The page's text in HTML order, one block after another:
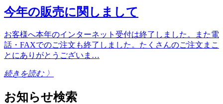
今年の販売に関しまして
お客様へ本年のインターネット受付は終了しました。また電
話・FAXでのご注文も終了しました。たくさんのご注文まこ
とにありがとうございま…
続きを読む 〉
お知らせ検索